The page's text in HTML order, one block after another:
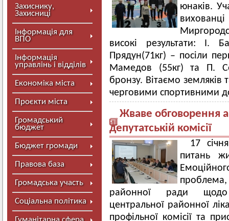
Захиснику,
Захисниці
Інформація для
ВПО
Інформація
управлінь і відділів
Економіка міста
Проєкти міста
Громадський
бюджет
Бюджет громади
Правова база
Громадська участь
Соціальна політика
юнаків.
високі результати: І.
Прядун(71кг) – посіли
Мамедов (55кг) та П.
бронзу. Вітаємо земляків
черговими спортивними
Жваве обговорення
депутатській комісії
17
питань
районної ради щодо
центральної районної
профільної комісії та